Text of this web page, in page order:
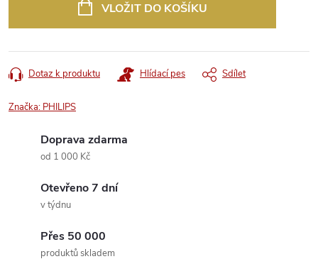
VLOŽIT DO KOŠÍKU
Dotaz k produktu Hlídací pes Sdílet
Značka: PHILIPS
Doprava zdarma
od 1 000 Kč
Otevřeno 7 dní
v týdnu
Přes 50 000
produktů skladem